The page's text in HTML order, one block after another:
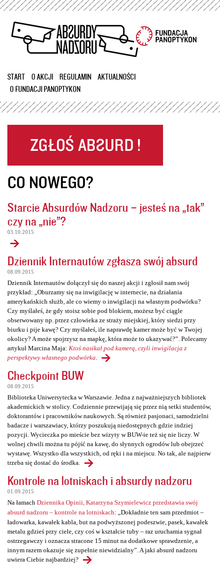
Przejdź
treści
START O AKCJI REGULAMIN
AKTUALNOŚCI
O FUNDACJI PANOPTYKON
CO NOWEGO?
Starcie Absurdów Nadzoru – jesteś na „tak”
czy na „nie”?
03.10.2015
Dziennik Internautów zgłasza swój absurd
08.09.2015
Dziennik Internautów dołączył się do naszej akcji i zgłosił nam swój
przykład: „Oburzamy się na inwigilację w internecie, na działania
amerykańskich służb, ale co wiemy o inwigilacji na własnym podwórku?
Czy myślałeś, że gdy stoisz sobie pod blokiem, możesz być ciągle
obserwowany np. przez człowieka ze straży miejskiej, który siedzi przy
biurku i pije kawę? Czy myślałeś, ile naprawdę kamer może być w Twojej
okolicy? A może spojrzysz na mapkę, która może to ukazywać?”. Polecamy
artykuł Marcina Maja: Ktoś nasikał pod kamerą, czyli inwigilacja z
perspektywy własnego podwórka
Checkpoint BUW
08.09.2015
Biblioteka Uniwersytecka w Warszawie. Jedna z najważniejszych bibliotek
akademickich w stolicy. Codziennie przewijają się przez nią setki studentów,
doktorantów i pracowników naukowych. Są również pasjonaci, samodzielni
badacze i warszawiacy, którzy poszukują niedostępnych gdzie indziej
pozycji. Wycieczka po mieście bez wizyty w BUW-ie też się nie liczy. W
wolnej chwili można tu pójść na kawę, do słynnych ogrodów lub obejrzeć
wystawę. Wszystko dla wszystkich, od ręki i na miejscu. No tak, ale najpierw
trzeba się dostać do środka.
Kontrole na lotniskach i absurdy nadzoru
01.09.2015
Na łamach Dziennika Opinii, Katarzyna Szymielewicz przedstawia swój
absurd nadzoru – kontrole na lotniskach: „Dokładnie ten sam przedmiot –
ładowarka, kawałek kabla, but na podwyższonej podeszwie, pasek, kawałek
metalu gdzieś przy ciele, czy coś w kształcie tuby – raz uruchamia sygnał
ostrzegawczy i oznacza stracone 15 minut na dodatkowe sprawdzenie, a
innym razem okazuje się zupełnie niewidzialny”. A jaki absurd nadzoru
uwiera Ciebie najbardziej?